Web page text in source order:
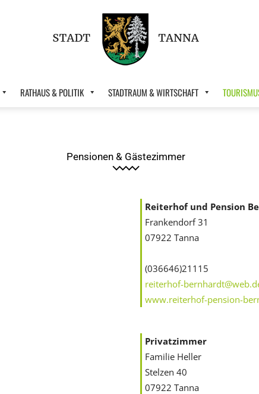
RATHAUS & POLITIK STADTRAUM & WIRTSCHAFT
Pensionen & Gästezimmer
Reiterhof und Pension
Frankendorf 31
07922 Tanna
(036646)21115
reiterhof-
www.reiterhof-pension-
Privatzimmer
Familie Heller
Stelzen 40
07922 Tanna